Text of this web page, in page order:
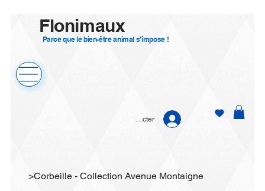
Flonimaux
Parce que le bien-être animal s’impose !
Se connecter
>Corbeille - Collection Avenue Montaigne